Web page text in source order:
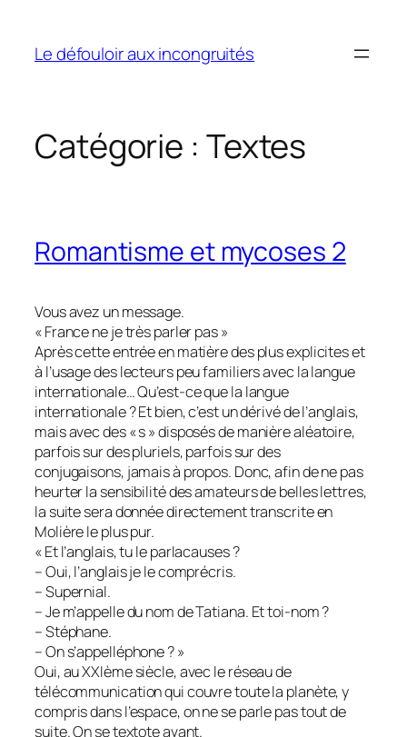
contenu
Le défouloir aux incongruités
Catégorie : Textes
Romantisme et mycoses 2
Vous avez un message.
« France ne je très parler pas »
Après cette entrée en matière des plus explicites et
à l’usage des lecteurs peu familiers avec la langue
internationale… Qu’est-ce que la langue
internationale ? Et bien, c’est un dérivé de l’anglais,
mais avec des « s » disposés de manière aléatoire,
parfois sur des pluriels, parfois sur des
conjugaisons, jamais à propos. Donc, afin de ne pas
heurter la sensibilité des amateurs de belles lettres,
la suite sera donnée directement transcrite en
Molière le plus pur.
« Et l’anglais, tu le parlacauses ?
– Oui, l’anglais je le comprécris.
– Supernial.
– Je m’appelle du nom de Tatiana. Et toi-nom ?
– Stéphane.
– On s’appelléphone ? »
Oui, au XXIème siècle, avec le réseau de
télécommunication qui couvre toute la planète, y
compris dans l’espace, on ne se parle pas tout de
suite. On se textote avant.